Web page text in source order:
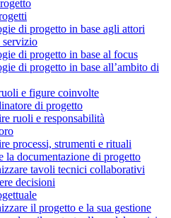
di progetto in base agli attori
di progetto in base al focus
di progetto in base all’ambito di
e figure coinvolte
di progetto
ruoli e responsabilità
processi, strumenti e rituali
la documentazione di progetto
tavoli tecnici collaborativi
decisioni
il progetto e la sua gestione